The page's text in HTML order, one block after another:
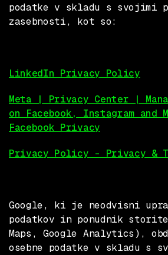
podatke v skladu s svojimi
zasebnosti, kot so:
LinkedIn Privacy Policy
Meta | Privacy Center |
on Facebook, Instagram and
Facebook Privacy
Privacy Policy – Privacy &
Google, ki je neodvisni
podatkov in ponudnik
Maps, Google Analytics),
osebne podatke v skladu s